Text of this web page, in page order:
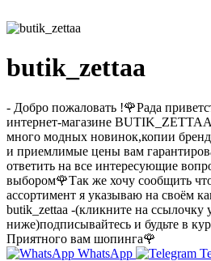
butik_zettaa
- Добро пожаловать !🌹Рада
интернет-магазине
много модных новинок,копии
и приемлимые цены вам
ответить на все интересующие
выбором🌹Так же хочу сообщить
ассортимент я указываю на своём
butik_zettaa -(кликните на ссылочку
ниже)подписывайтесь и будьте в
Приятного вам шопинга🌹
WhatsApp